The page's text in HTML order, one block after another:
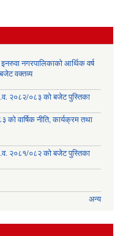
नगरपालिकाको आर्थिक वर्ष
वक्तव्य
२०८२/०८३ को बजेट पुस्तिका
वार्षिक नीति, कार्यक्रम तथा
२०८१/०८२ को बजेट पुस्तिका
अन्य